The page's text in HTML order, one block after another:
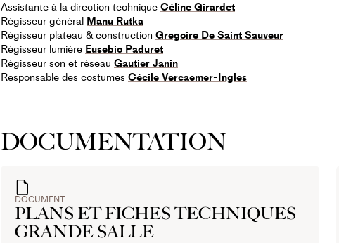
Assistante à la direction technique Céline Girardet
Régisseur général Manu Rutka
Régisseur plateau & construction Gregoire De Saint Sauveur
Régisseur lumière Eusebio Paduret
Régisseur son et réseau Gautier Janin
Responsable des costumes Cécile Vercaemer-Ingles
DOCUMENTATION
DOCUMENT
PLANS ET FICHES TECHNIQUES
GRANDE SALLE